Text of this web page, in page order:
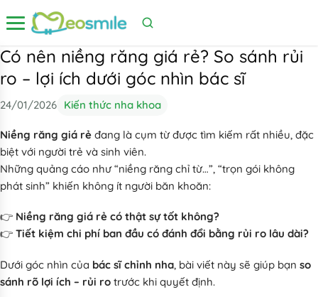
Mở menu
Có nên niềng răng giá rẻ? So sánh rủi
ro – lợi ích dưới góc nhìn bác sĩ
24/01/2026 Kiến thức nha khoa
Niềng răng giá rẻ đang là cụm từ được tìm kiếm rất nhiều, đặc
biệt với người trẻ và sinh viên.
Những quảng cáo như“niềng răng chỉ từ…”, “trọn gói không
phát sinh” khiến không ít người băn khoăn:
👉 Niềng răng giá rẻ có thật sự tốt không?
👉 Tiết kiệm chi phí ban đầu có đánh đổi bằng rủi ro lâu dài?
Dưới góc nhìn của bác sĩ chỉnh nha, bài viết này sẽ giúp bạn so
sánh rõ lợi ích – rủi ro trước khi quyết định.